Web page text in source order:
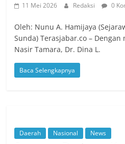
11 Mei 2026 Redaksi 0
Oleh: Nunu A. Hamijaya
Sunda) Terasjabar.co –
Nasir Tamara, Dr. Dina L.
Baca Selengkapnya
Daerah Nasional News